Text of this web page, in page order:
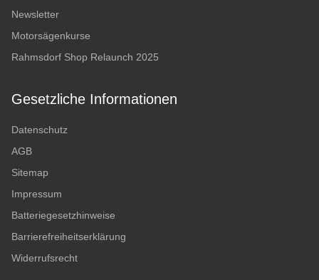
Newsletter
Motorsägenkurse
Rahmsdorf Shop Relaunch 2025
Gesetzliche Informationen
Datenschutz
AGB
Sitemap
Impressum
Batteriegesetzhinweise
Barrierefreiheitserklärung
Widerrufsrecht